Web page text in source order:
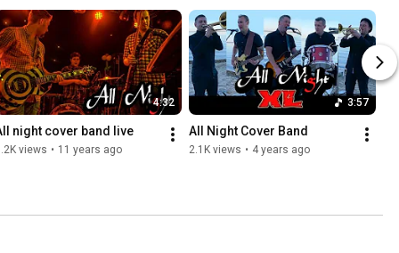
4:32
night cover band live
views • 11 years ago
3:57
All Night Cover Band
2.1K views • 4 years ago